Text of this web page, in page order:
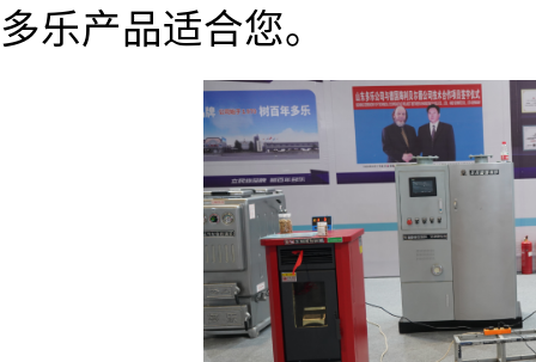
多乐产品适合您。